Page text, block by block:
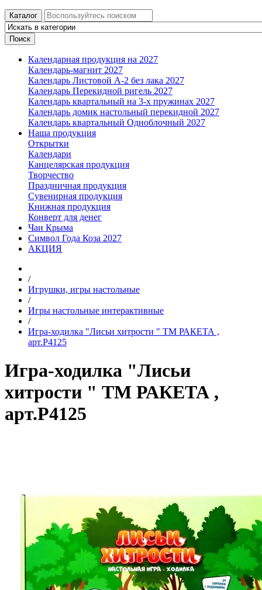
Каталог
Поиск
Календарная продукция на 2027
Календарь-магнит 2027
Календарь Листовой А-2 без лака 2027
Календарь Перекидной ригель 2027
Календарь квартальный на 3-х пружинах 2027
Календарь домик настольный перекидной 2027
Календарь квартальный Одноблочный 2027
Наша продукция
Открытки
Календари
Канцелярская продукция
Творчество
Праздничная продукция
Сувенирная продукция
Книжная продукция
Конверт для денег
Чаи Крыма
Символ Года Коза 2027
АКЦИЯ
/
Игрушки, игры настольные
/
Игры настольные интерактивные
/
Игра-ходилка "Лисьи хитрости " ТМ РАКЕТА ,
арт.Р4125
Игра-ходилка "Лисьи
хитрости " ТМ РАКЕТА ,
арт.Р4125